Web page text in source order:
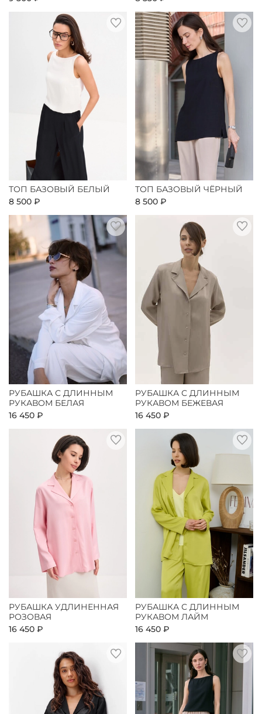
ТОП БАЗОВЫЙ БЕЛЫЙ
8 500 ₽
ТОП БАЗОВЫЙ ЧЁРНЫЙ
8 500 ₽
РУБАШКА С ДЛИННЫМ
РУКАВОМ БЕЛАЯ
16 450 ₽
РУБАШКА С ДЛИННЫМ
РУКАВОМ БЕЖЕВАЯ
16 450 ₽
РУБАШКА УДЛИНЕННАЯ
РОЗОВАЯ
16 450 ₽
РУБАШКА С ДЛИННЫМ
РУКАВОМ ЛАЙМ
16 450 ₽